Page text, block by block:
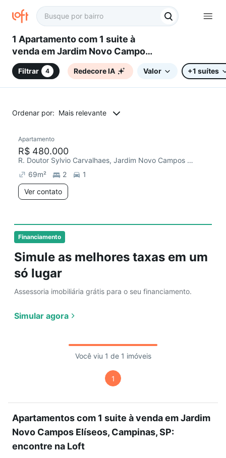
1 Apartamento com 1 suite à
venda em Jardim Novo Campos
Elíseos, Campinas, SP
Filtrar 4 Redecore IA Valor +1 suítes
Ordenar por: Mais relevante
Financiamento
Simule as melhores taxas em um
só lugar
Assessoria imobiliária grátis para o seu financiamento.
Simular agora
Chegou este mês
Apartamento
R$ 480.000
R. Doutor Sylvio Carvalhaes, Jardim Novo Campos Elíseos
69m² 2
1
Ver contato
Você viu 1 de 1 imóveis
1
Apartamentos com 1 suite à venda em Jardim
Novo Campos Elíseos, Campinas, SP:
encontre na Loft